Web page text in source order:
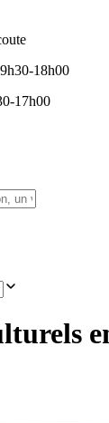
18h00
17h00